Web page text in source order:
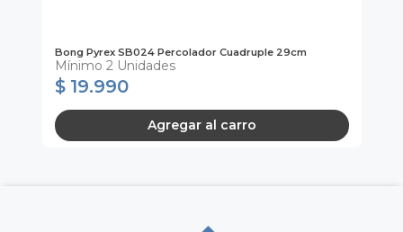
Bong Pyrex SB024 Percolador Cuadruple 29cm
Mínimo 2 Unidades
$ 19.990
Agregar al carro